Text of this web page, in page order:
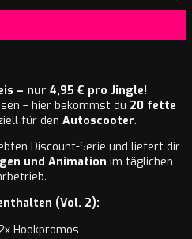
– nur 4,95 € pro Jingle!
– hier bekommst du 20 fette
für den Autoscooter.
Discount-Serie und liefert dir
und Animation im täglichen
(Vol. 2):
Hookpromos